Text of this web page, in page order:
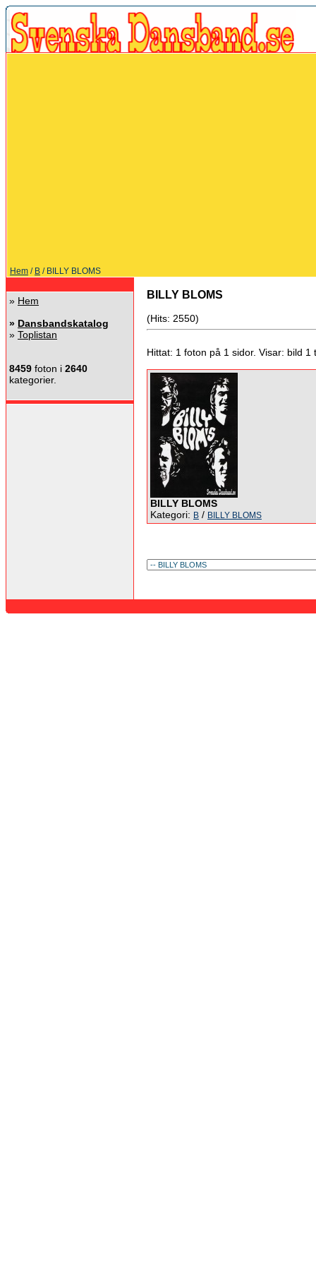
Hem / B / BILLY BLOMS
» Hem
» Dansbandskatalog
» Toplistan
8459 foton i 2640
kategorier.
BILLY BLOMS
(Hits: 2550)
Hittat: 1 foton på 1 sidor. Visar: bild 1
BILLY BLOMS
Kategori: B / BILLY BLOMS